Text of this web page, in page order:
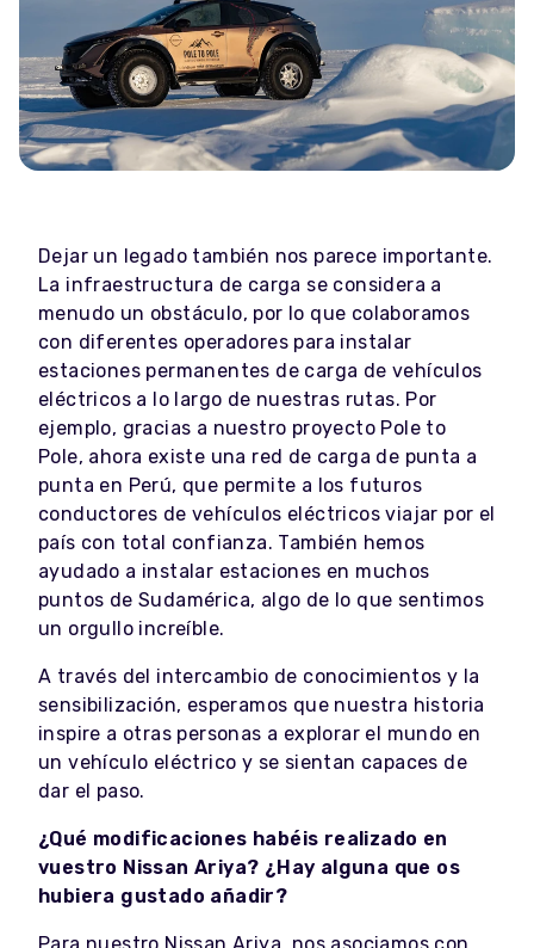
Dejar un legado también nos parece importante.
La infraestructura de carga se considera a
menudo un obstáculo, por lo que colaboramos
con diferentes operadores para instalar
estaciones permanentes de carga de vehículos
eléctricos a lo largo de nuestras rutas. Por
ejemplo, gracias a nuestro proyecto Pole to
Pole, ahora existe una red de carga de punta a
punta en Perú, que permite a los futuros
conductores de vehículos eléctricos viajar por el
país con total confianza. También hemos
ayudado a instalar estaciones en muchos
puntos de Sudamérica, algo de lo que sentimos
un orgullo increíble.
A través del intercambio de conocimientos y la
sensibilización, esperamos que nuestra historia
inspire a otras personas a explorar el mundo en
un vehículo eléctrico y se sientan capaces de
dar el paso.
¿Qué modificaciones habéis realizado en
vuestro Nissan Ariya? ¿Hay alguna que os
hubiera gustado añadir?